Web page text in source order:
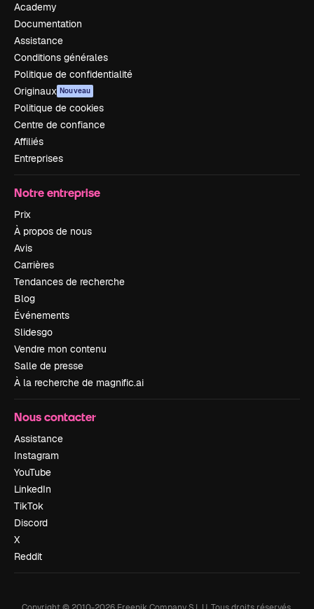
Academy
Documentation
Assistance
Conditions générales
Politique de confidentialité
Originaux Nouveau
Politique de cookies
Centre de confiance
Affiliés
Entreprises
Notre entreprise
Prix
À propos de nous
Avis
Carrières
Tendances de recherche
Blog
Événements
Slidesgo
Vendre mon contenu
Salle de presse
À la recherche de magnific.ai
Nous contacter
Assistance
Instagram
YouTube
LinkedIn
TikTok
Discord
X
Reddit